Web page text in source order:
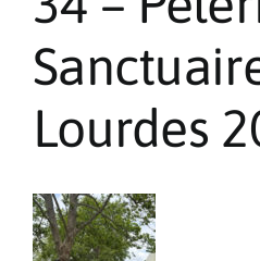
Contact
Lourdes